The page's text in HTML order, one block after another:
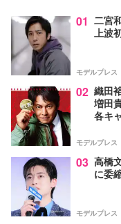
01 二宮
上波
モデルプレス
02 織田
増田
各キ
モデルプレス
03 高橋
に委
モデルプレス